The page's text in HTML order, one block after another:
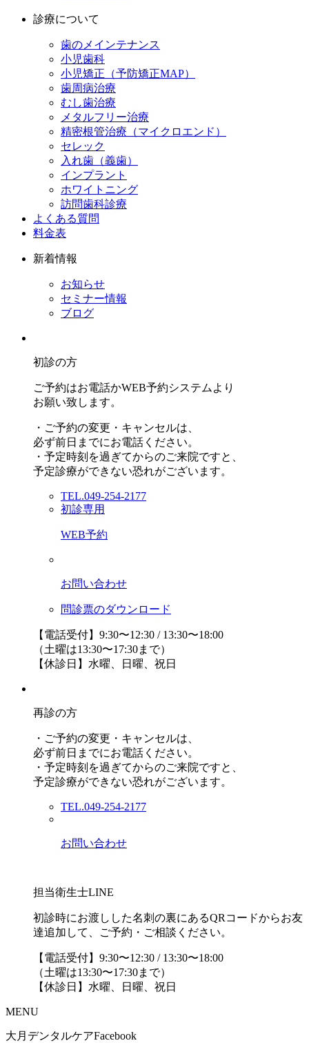
診療について
歯のメインテナンス
小児歯科
小児矯正（予防矯正MAP）
歯周病治療
むし歯治療
メタルフリー治療
精密根管治療（マイクロエンド）
セレック
入れ歯（義歯）
インプラント
ホワイトニング
訪問歯科診療
よくある質問
料金表
新着情報
お知らせ
セミナー情報
ブログ
初診の方
ご予約はお電話かWEB予約システムより
お願い致します。
・ご予約の変更・キャンセルは、
必ず前日までにお電話ください。
・予定時刻を過ぎてからのご来院ですと、
予定診療ができない恐れがございます。
TEL.049-254-2177
初診専用
WEB予約
お問い合わせ
問診票のダウンロード
【電話受付】9:30〜12:30 / 13:30〜18:00
（土曜は13:30〜17:30まで）
【休診日】水曜、日曜、祝日
再診の方
・ご予約の変更・キャンセルは、
必ず前日までにお電話ください。
・予定時刻を過ぎてからのご来院ですと、
予定診療ができない恐れがございます。
TEL.049-254-2177
お問い合わせ
担当衛生士LINE
初診時にお渡しした名刺の裏にあるQRコードからお友
達追加して、ご予約・ご相談ください。
【電話受付】9:30〜12:30 / 13:30〜18:00
（土曜は13:30〜17:30まで）
【休診日】水曜、日曜、祝日
MENU
大月デンタルケアFacebook